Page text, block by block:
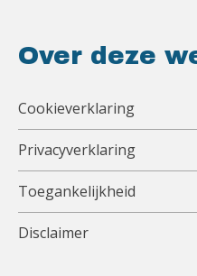
Over deze
Cookieverklaring
Privacyverklaring
Toegankelijkheid
Disclaimer